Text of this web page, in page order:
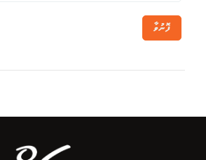
ފޮނުވާ